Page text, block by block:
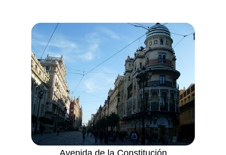
Avenida de la Constitución